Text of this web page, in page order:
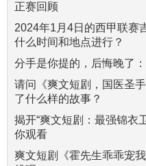
正赛回顾
2024年1月4日的西甲联赛
什么时间和地点进行？
分手是你提的，后悔晚了
请问《爽文短剧，国医圣
了什么样的故事？
揭开“爽文短剧：最强锦衣
你观看
爽文短剧《霍先生乖乖宠